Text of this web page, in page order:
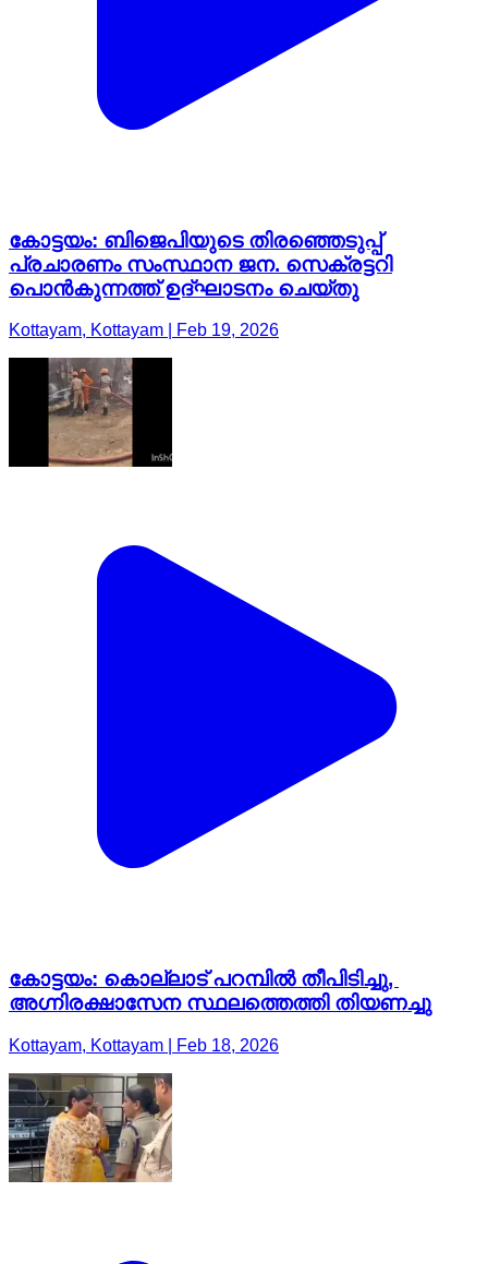
കോട്ടയം: ബിജെപിയുടെ തിരഞ്ഞെടുപ്പ്
പ്രചാരണം സംസ്ഥാന ജന. സെക്രട്ടറി
പൊൻകുന്നത്ത് ഉദ്ഘാടനം ചെയ്തു
Kottayam, Kottayam | Feb 19, 2026
കോട്ടയം: കൊല്ലാട് പറമ്പിൽ തീപിടിച്ചു,
അഗ്നിരക്ഷാസേന സ്ഥലത്തെത്തി തിയണച്ചു
Kottayam, Kottayam | Feb 18, 2026